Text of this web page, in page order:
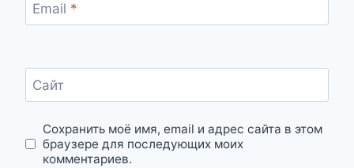
Email *
Сайт
Сохранить моё имя, email и адрес сайта в этом
браузере для последующих моих
комментариев.